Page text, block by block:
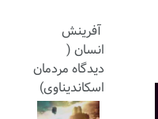
آفرینش
انسان (
دیدگاه مردمان
اسکاندیناوی)